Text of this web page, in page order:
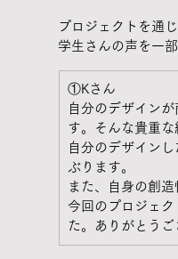
プロジェクトを通
学生さんの声を一
①Kさん
自分のデザイン
す。そんな貴重な
自分のデザイン
ぶります。
また、自身の創造
今回のプロジェ
た。ありがとうご